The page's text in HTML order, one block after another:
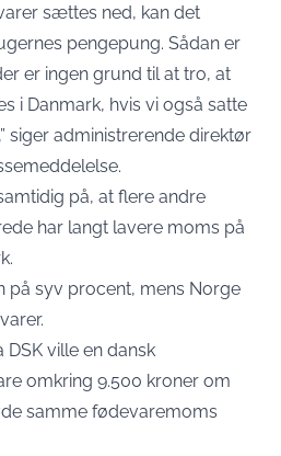
sættes ned, kan det
pengepung. Sådan er
er ingen grund til at tro, at
i Danmark, hvis vi også satte
siger administrerende direktør
på, at flere andre
har langt lavere moms på
på syv procent, mens Norge
ville en dansk
omkring 9.500 kroner om
samme fødevaremoms